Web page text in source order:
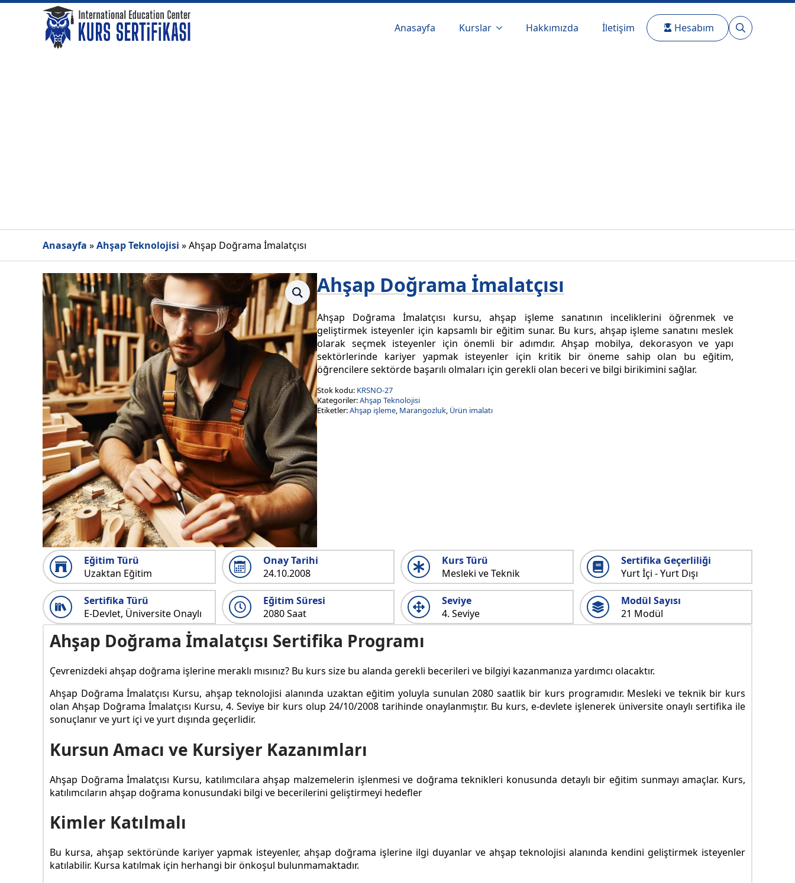
Anasayfa Kurslar Hakkımızda İletişim
Hesabım
Anasayfa »Ahşap Teknolojisi »Ahşap Doğrama İmalatçısı
Ahşap Doğrama İmalatçısı
Ahşap Doğrama İmalatçısı kursu, ahşap işleme sanatının inceliklerini öğrenmek ve
geliştirmek isteyenler için kapsamlı bir eğitim sunar. Bu kurs, ahşap işleme sanatını meslek
olarak seçmek isteyenler için önemli bir adımdır. Ahşap mobilya, dekorasyon ve yapı
sektörlerinde kariyer yapmak isteyenler için kritik bir öneme sahip olan bu eğitim,
öğrencilere sektörde başarılı olmaları için gerekli olan beceri ve bilgi birikimini sağlar.
Stok kodu: KRSNO-27
Kategoriler:Ahşap Teknolojisi
Etiketler:Ahşap işleme, Marangozluk, Ürün imalatı
Eğitim Türü
Uzaktan Eğitim
Onay Tarihi
24.10.2008
Kurs Türü
Mesleki ve Teknik
Sertifika Geçerliliği
Yurt İçi - Yurt Dışı
Sertifika Türü
E-Devlet, Üniversite Onaylı
Eğitim Süresi
2080 Saat
Seviye
4. Seviye
Modül Sayısı
21 Modül
Ahşap Doğrama İmalatçısı Sertifika Programı
Çevrenizdeki ahşap doğrama işlerine meraklı mısınız? Bu kurs size bu alanda gerekli becerileri ve bilgiyi kazanmanıza yardımcı olacaktır.
Ahşap Doğrama İmalatçısı Kursu, ahşap teknolojisi alanında uzaktan eğitim yoluyla sunulan 2080 saatlik bir kurs programıdır. Mesleki ve teknik bir kurs
olan Ahşap Doğrama İmalatçısı Kursu, 4. Seviye bir kurs olup 24/10/2008 tarihinde onaylanmıştır. Bu kurs, e-devlete işlenerek üniversite onaylı sertifika ile
sonuçlanır ve yurt içi ve yurt dışında geçerlidir.
Kursun Amacı ve Kursiyer Kazanımları
Ahşap Doğrama İmalatçısı Kursu, katılımcılara ahşap malzemelerin işlenmesi ve doğrama teknikleri konusunda detaylı bir eğitim sunmayı amaçlar. Kurs,
katılımcıların ahşap doğrama konusundaki bilgi ve becerilerini geliştirmeyi hedefler
Kimler Katılmalı
Bu kursa, ahşap sektöründe kariyer yapmak isteyenler, ahşap doğrama işlerine ilgi duyanlar ve ahşap teknolojisi alanında kendini geliştirmek isteyenler
katılabilir. Kursa katılmak için herhangi bir önkoşul bulunmamaktadır.